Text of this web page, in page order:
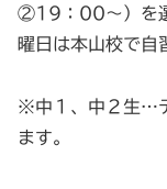
②19：00～）を
曜日は本山校で自
※中１、中２生…
ます。